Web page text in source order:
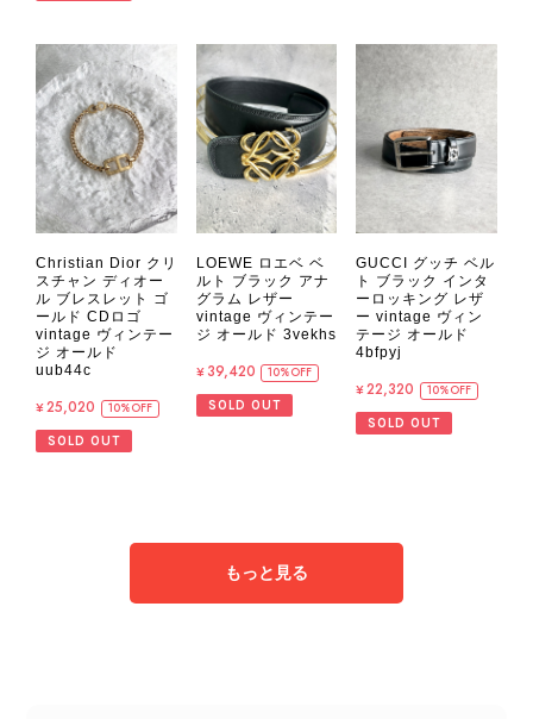
Christian Dior クリ
スチャン ディオー
ル ブレスレット ゴ
ールド CDロゴ
vintage ヴィンテー
ジ オールド
uub44c
¥25,020 10%OFF
SOLD OUT
LOEWE ロエベ ベ
ルト ブラック アナ
グラム レザー
vintage ヴィンテー
ジ オールド 3vekhs
¥39,420 10%OFF
SOLD OUT
GUCCI グッチ ベル
ト ブラック インタ
ーロッキング レザ
ー vintage ヴィン
テージ オールド
4bfpyj
¥22,320 10%OFF
SOLD OUT
もっと見る